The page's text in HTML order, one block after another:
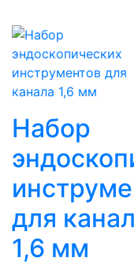
Набор
для
1,6 мм